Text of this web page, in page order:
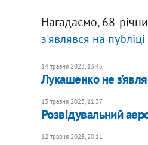
Нагадаємо, 68-
з'являвся на
14 травня 2023, 13:45
Лукашенко не
13 травня 2023, 11:37
Розвідувальний
12 травня 2023, 20:11